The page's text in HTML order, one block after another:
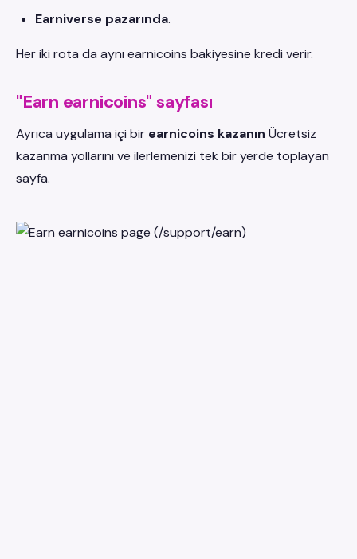
Earniverse pazarında.
Her iki rota da aynı earnicoins bakiyesine kredi verir.
"Earn earnicoins" sayfası
Ayrıca uygulama içi bir earnicoins kazanın Ücretsiz
kazanma yollarını ve ilerlemenizi tek bir yerde toplayan
sayfa.